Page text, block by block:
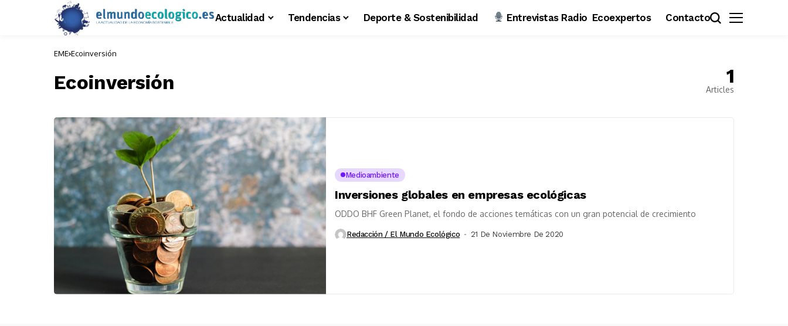
Actualidad Tendencias Deporte & Sostenibilidad Entrevistas Radio Ecoexpertos Contacto
EME Ecoinversión
Ecoinversión 1
Articles
Medioambiente
Inversiones globales en empresas ecológicas
ODDO BHF Green Planet, el fondo de acciones temáticas con un gran potencial de crecimiento
Redacción / El Mundo Ecológico 21 De Noviembre De 2020